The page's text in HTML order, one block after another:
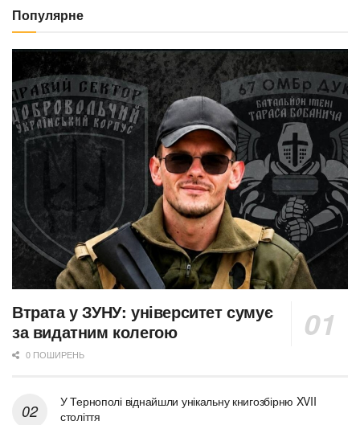
Популярне
Втрата у ЗУНУ: університет сумує
за видатним колегою
0 ПОШИРЕНЬ
У Тернополі віднайшли унікальну книгозбірню XVII
століття